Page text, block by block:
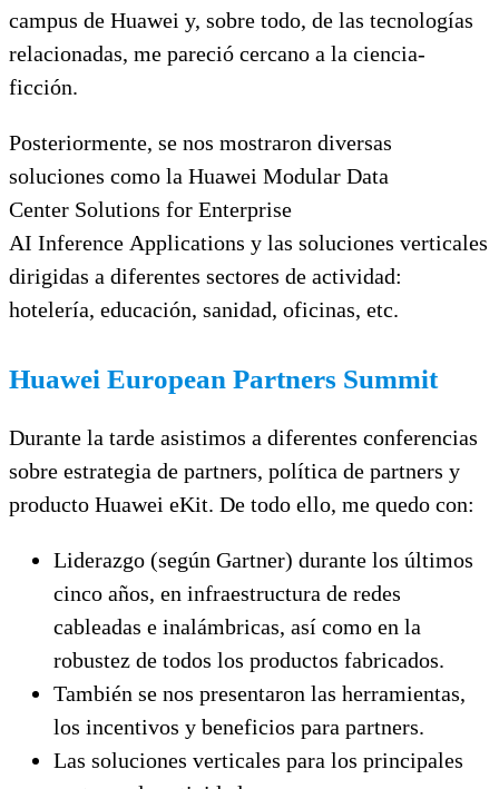
campus de Huawei y, sobre todo, de las tecnologías
relacionadas, me pareció cercano a la ciencia-
ficción.
Posteriormente, se nos mostraron diversas
soluciones como la Huawei Modular Data
Center Solutions for Enterprise
AI Inference Applications y las soluciones verticales
dirigidas a diferentes sectores de actividad:
hotelería, educación, sanidad, oficinas, etc.
Huawei European Partners Summit
Durante la tarde asistimos a diferentes conferencias
sobre estrategia de partners, política de partners y
producto Huawei eKit. De todo ello, me quedo con:
Liderazgo (según Gartner) durante los últimos
cinco años, en infraestructura de redes
cableadas e inalámbricas, así como en la
robustez de todos los productos fabricados.
También se nos presentaron las herramientas,
los incentivos y beneficios para partners.
Las soluciones verticales para los principales